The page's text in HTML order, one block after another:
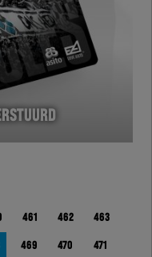
461 462 463
469 470 471